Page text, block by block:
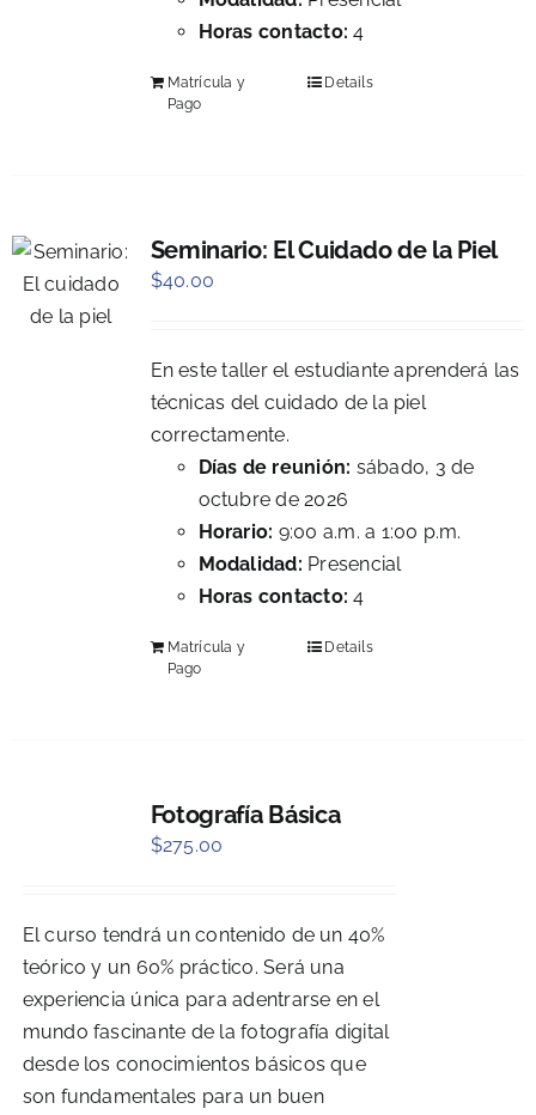
Horas contacto:4
Matrícula y
Pago
Details
Seminario: El Cuidado de la Piel
$40.00
En este taller el estudiante aprenderá las
técnicas del cuidado de la piel
correctamente.
Días de reunión: sábado, 3 de
octubre de 2026
Horario: 9:00 a.m. a 1:00 p.m.
Modalidad: Presencial
Horas contacto:4
Matrícula y
Pago
Details
Fotografía Básica
$275.00
El curso tendrá un contenido de un 40%
teórico y un 60% práctico. Será una
experiencia única para adentrarse en el
mundo fascinante de la fotografía digital
desde los conocimientos básicos que
son fundamentales para un buen